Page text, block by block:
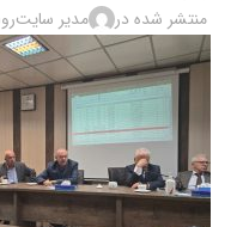
منتشر شده در مدیر سایت